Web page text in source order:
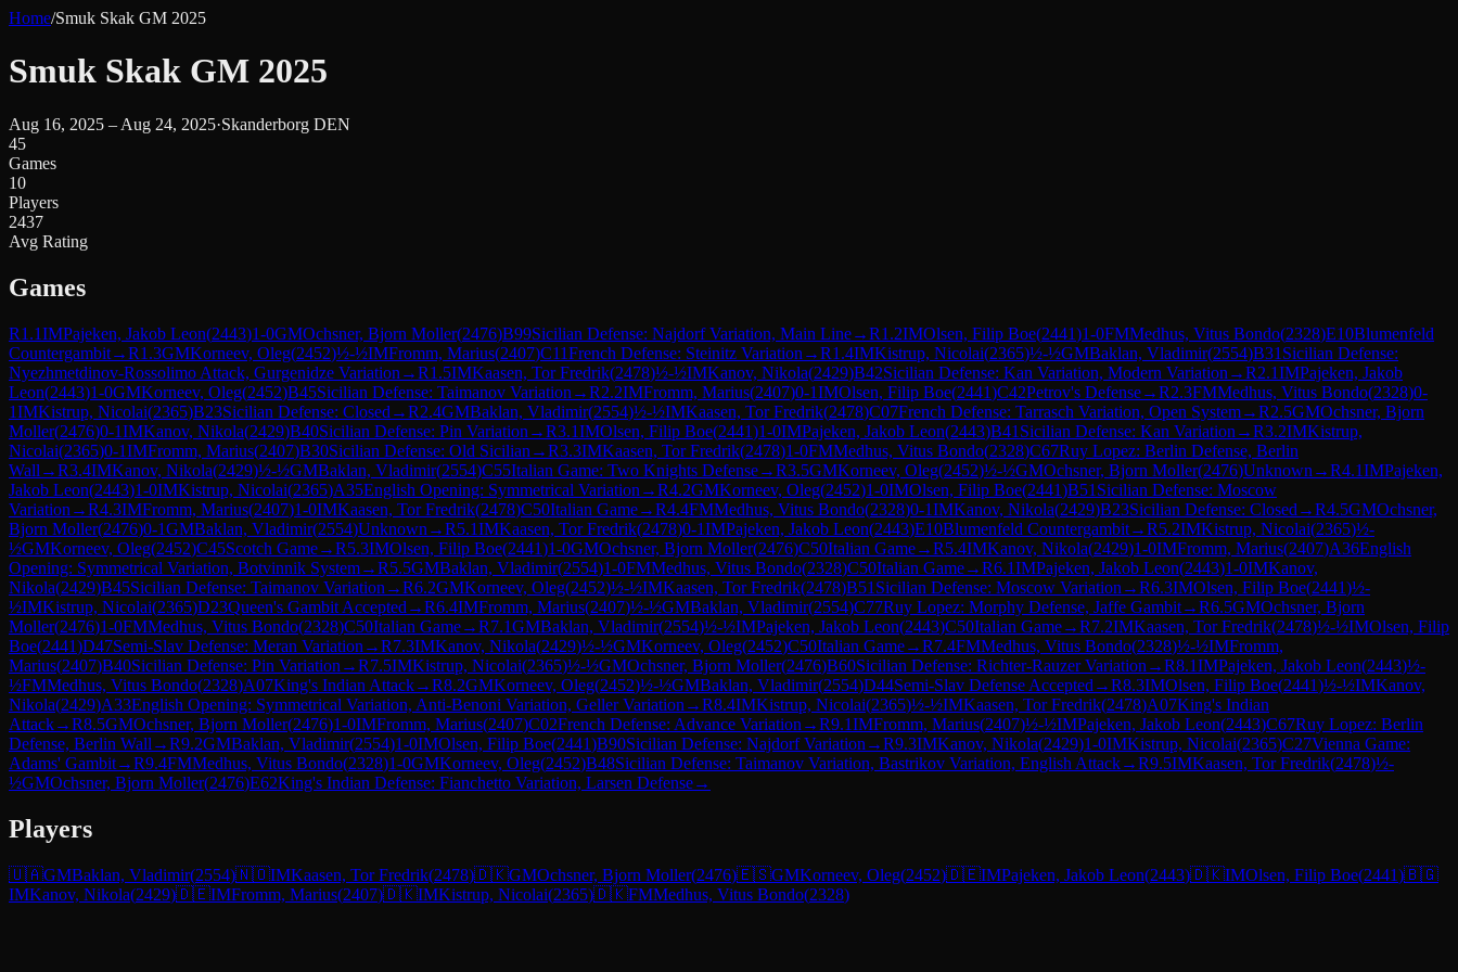
Home/Smuk Skak GM 2025
Smuk Skak GM 2025
Aug 16, 2025 – Aug 24, 2025·Skanderborg DEN
45
Games
10
Players
2437
Avg Rating
Games
R1.1IMPajeken, Jakob Leon(2443)1-0GMOchsner, Bjorn Moller(2476)B99Sicilian Defense: Najdorf Variation, Main Line→R1.2IMOlsen, Filip Boe(2441)1-0FMMedhus, Vitus Bondo(2328)E10Blumenfeld
Countergambit→R1.3GMKorneev, Oleg(2452)½-½IMFromm, Marius(2407)C11French Defense: Steinitz Variation →R1.4IMKistrup, Nicolai(2365)½-½GMBaklan, Vladimir(2554)B31 Sicilian Defense:
Nyezhmetdinov-Rossolimo Attack, Gurgenidze Variation →R1.5IMKaasen, Tor Fredrik(2478)½-½IMKanov, Nikola(2429)B42Sicilian Defense: Kan Variation, Modern Variation →R2.1IMPajeken, Jakob
Leon(2443)1-0GMKorneev, Oleg(2452)B45Sicilian Defense: Taimanov Variation →R2.2IMFromm, Marius(2407)0-1IMOlsen, Filip Boe(2441)C42Petrov's Defense→R2.3FMMedhus, Vitus Bondo(2328)0-
1IMKistrup, Nicolai(2365)B23Sicilian Defense: Closed →R2.4GMBaklan, Vladimir(2554)½-½IMKaasen, Tor Fredrik(2478)C07French Defense: Tarrasch Variation, Open System→R2.5GMOchsner, Bjorn
Moller(2476)0-1IMKanov, Nikola(2429)B40Sicilian Defense: Pin Variation →R3.1IMOlsen, Filip Boe(2441)1-0IMPajeken, Jakob Leon(2443)B41 Sicilian Defense: Kan Variation →R3.2IMKistrup,
Nicolai(2365)0-1IMFromm, Marius(2407)B30Sicilian Defense: Old Sicilian →R3.3IMKaasen, Tor Fredrik(2478)1-0FMMedhus, Vitus Bondo(2328)C67Ruy Lopez: Berlin Defense, Berlin
Wall →R3.4IMKanov, Nikola(2429)½-½GMBaklan, Vladimir(2554)C55Italian Game: Two Knights Defense→R3.5GMKorneev, Oleg(2452)½-½GMOchsner, Bjorn Moller(2476)Unknown →R4.1IMPajeken,
Jakob Leon(2443)1-0IMKistrup, Nicolai(2365)A35English Opening: Symmetrical Variation →R4.2GMKorneev, Oleg(2452)1-0IMOlsen, Filip Boe(2441)B51 Sicilian Defense: Moscow
Variation →R4.3IMFromm, Marius(2407)1-0IMKaasen, Tor Fredrik(2478)C50Italian Game→R4.4FMMedhus, Vitus Bondo(2328)0-1IMKanov, Nikola(2429)B23Sicilian Defense: Closed →R4.5GMOchsner,
Bjorn Moller(2476)0-1GMBaklan, Vladimir(2554)Unknown →R5.1IMKaasen, Tor Fredrik(2478)0-1IMPajeken, Jakob Leon(2443)E10Blumenfeld Countergambit→R5.2IMKistrup, Nicolai(2365)½-
½GMKorneev, Oleg(2452)C45Scotch Game→R5.3IMOlsen, Filip Boe(2441)1-0GMOchsner, Bjorn Moller(2476)C50Italian Game→R5.4IMKanov, Nikola(2429)1-0IMFromm, Marius(2407)A36English
Opening: Symmetrical Variation, Botvinnik System→R5.5GMBaklan, Vladimir(2554)1-0FMMedhus, Vitus Bondo(2328)C50Italian Game→R6.1IMPajeken, Jakob Leon(2443)1-0IMKanov,
Nikola(2429)B45Sicilian Defense: Taimanov Variation →R6.2GMKorneev, Oleg(2452)½-½IMKaasen, Tor Fredrik(2478)B51 Sicilian Defense: Moscow Variation →R6.3IMOlsen, Filip Boe(2441)½-
½IMKistrup, Nicolai(2365)D23Queen's Gambit Accepted →R6.4IMFromm, Marius(2407)½-½GMBaklan, Vladimir(2554)C77Ruy Lopez: Morphy Defense, Jaffe Gambit→R6.5GMOchsner, Bjorn
Moller(2476)1-0FMMedhus, Vitus Bondo(2328)C50Italian Game→R7.1GMBaklan, Vladimir(2554)½-½IMPajeken, Jakob Leon(2443)C50Italian Game→R7.2IMKaasen, Tor Fredrik(2478)½-½IMOlsen, Filip
Boe(2441)D47Semi-Slav Defense: Meran Variation →R7.3IMKanov, Nikola(2429)½-½GMKorneev, Oleg(2452)C50Italian Game→R7.4FMMedhus, Vitus Bondo(2328)½-½IMFromm,
Marius(2407)B40Sicilian Defense: Pin Variation →R7.5IMKistrup, Nicolai(2365)½-½GMOchsner, Bjorn Moller(2476)B60Sicilian Defense: Richter-Rauzer Variation →R8.1IMPajeken, Jakob Leon(2443)½-
½FMMedhus, Vitus Bondo(2328)A07King's Indian Attack→R8.2GMKorneev, Oleg(2452)½-½GMBaklan, Vladimir(2554)D44Semi-Slav Defense Accepted →R8.3IMOlsen, Filip Boe(2441)½-½IMKanov,
Nikola(2429)A33English Opening: Symmetrical Variation, Anti-Benoni Variation, Geller Variation →R8.4IMKistrup, Nicolai(2365)½-½IMKaasen, Tor Fredrik(2478)A07King's Indian
Attack→R8.5GMOchsner, Bjorn Moller(2476)1-0IMFromm, Marius(2407)C02French Defense: Advance Variation →R9.1IMFromm, Marius(2407)½-½IMPajeken, Jakob Leon(2443)C67Ruy Lopez: Berlin
Defense, Berlin Wall →R9.2GMBaklan, Vladimir(2554)1-0IMOlsen, Filip Boe(2441)B90Sicilian Defense: Najdorf Variation →R9.3IMKanov, Nikola(2429)1-0IMKistrup, Nicolai(2365)C27Vienna Game:
Adams' Gambit→R9.4FMMedhus, Vitus Bondo(2328)1-0GMKorneev, Oleg(2452)B48Sicilian Defense: Taimanov Variation, Bastrikov Variation, English Attack→R9.5IMKaasen, Tor Fredrik(2478)½-
½GMOchsner, Bjorn Moller(2476)E62King's Indian Defense: Fianchetto Variation, Larsen Defense→
Players
🇺🇦GMBaklan, Vladimir(2554)🇳🇴IMKaasen, Tor Fredrik(2478)🇩🇰GMOchsner, Bjorn Moller(2476)🇪🇸GMKorneev, Oleg(2452)🇩🇪IMPajeken, Jakob Leon(2443)🇩🇰IMOlsen, Filip Boe(2441)🇧🇬
IMKanov, Nikola(2429)🇩🇪IMFromm, Marius(2407)🇩🇰IMKistrup, Nicolai(2365)🇩🇰FMMedhus, Vitus Bondo(2328)